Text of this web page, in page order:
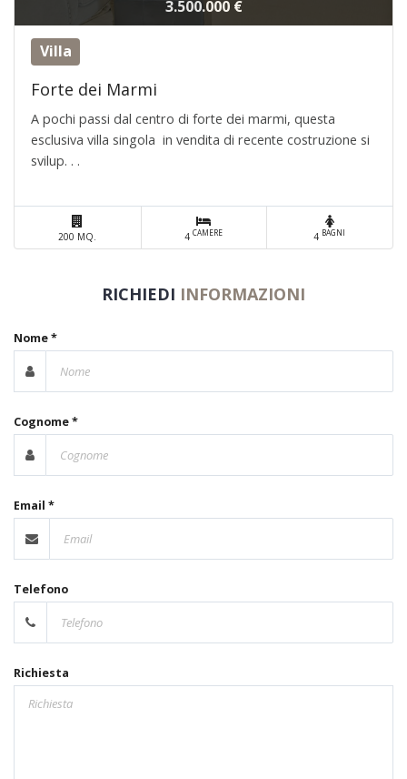
3.500.000 €
Villa
Forte dei Marmi
A pochi passi dal centro di forte dei marmi, questa
esclusiva villa singola in vendita di recente costruzione si
svilup. . .
200 MQ. 4CAMERE 4 BAGNI
RICHIEDI INFORMAZIONI
Nome *
Cognome *
Email *
Telefono
Richiesta